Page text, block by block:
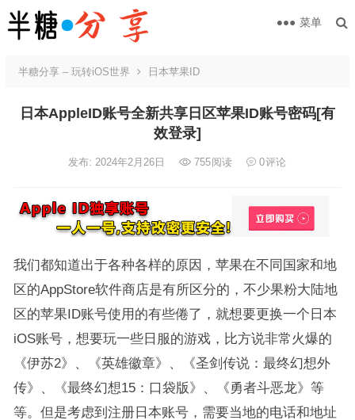
菜单
半糖分享 – 玩转iOS世界 日本苹果ID
日本AppleID账号全新共享日区苹果ID账号密码[有
效登录]
发布: 2024年2月26日 755阅读 0评论
我们都知道出于各种各样的原因，苹果在不同国家和地
区的AppStore软件商店是有所区分的，不少果粉大陆地
区的苹果ID账号使用的有些倦了，就想要更换一个日本
iOS账号，想要玩一些日服的游戏，比方说非常火爆的
《伊苏2》、《英雄徽章》、《圣剑传说：最终幻想外
传》、《最终幻想15：口袋版》、《勇者斗恶龙》等
等。但是考虑到注册日本账号，需要当地的电话和地址